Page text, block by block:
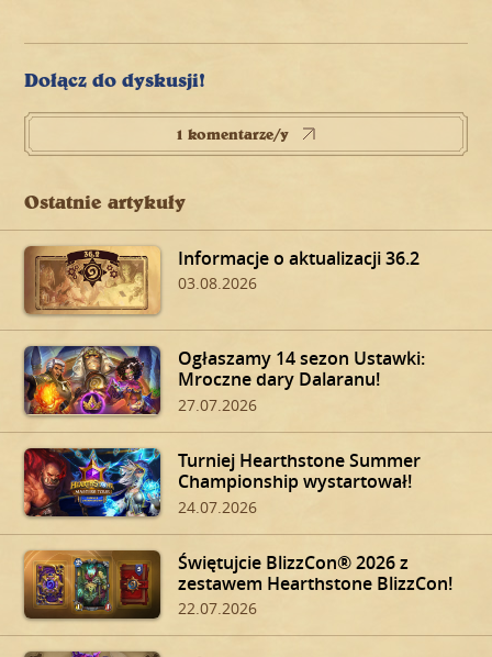
Dołącz do dyskusji!
1 komentarze/y
Ostatnie artykuły
Informacje o aktualizacji 36.2
03.08.2026
Ogłaszamy 14 sezon Ustawki:
Mroczne dary Dalaranu!
27.07.2026
Turniej Hearthstone Summer
Championship wystartował!
24.07.2026
Świętujcie BlizzCon® 2026 z
zestawem Hearthstone BlizzCon!
22.07.2026